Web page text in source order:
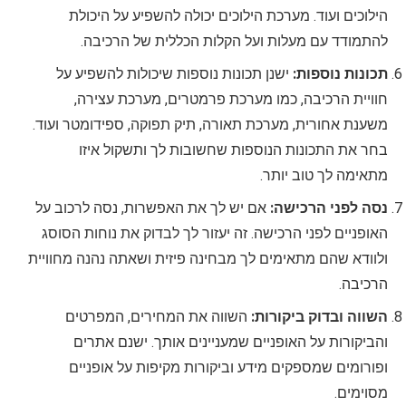
הילוכים ועוד. מערכת הילוכים יכולה להשפיע על היכולת
להתמודד עם מעלות ועל הקלות הכללית של הרכיבה.
תכונות נוספות: ישנן תכונות נוספות שיכולות להשפיע על
חוויית הרכיבה, כמו מערכת פרמטרים, מערכת עצירה,
משענת אחורית, מערכת תאורה, תיק תפוקה, ספידומטר ועוד.
בחר את התכונות הנוספות שחשובות לך ותשקול איזו
מתאימה לך טוב יותר.
נסה לפני הרכישה: אם יש לך את האפשרות, נסה לרכוב על
האופניים לפני הרכישה. זה יעזור לך לבדוק את נוחות הסוסג
ולוודא שהם מתאימים לך מבחינה פיזית ושאתה נהנה מחוויית
הרכיבה.
השווה ובדוק ביקורות: השווה את המחירים, המפרטים
והביקורות על האופניים שמעניינים אותך. ישנם אתרים
ופורומים שמספקים מידע וביקורות מקיפות על אופניים
מסוימים.